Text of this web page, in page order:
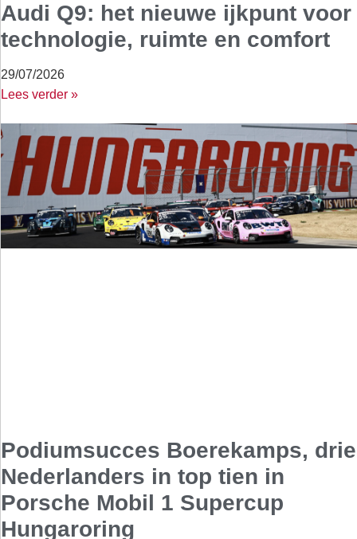
Audi Q9: het nieuwe ijkpunt voor
technologie, ruimte en comfort
29/07/2026
Lees verder »
Podiumsucces Boerekamps, drie
Nederlanders in top tien in
Porsche Mobil 1 Supercup
Hungaroring